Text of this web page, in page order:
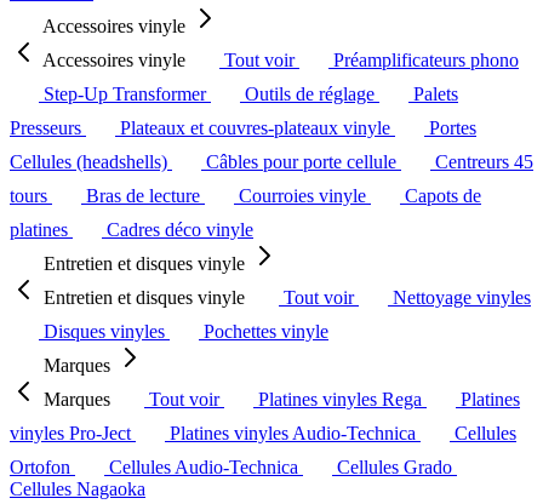
Accessoires vinyle
Accessoires vinyle
Tout voir
Préamplificateurs phono
Step-Up Transformer
Outils de réglage
Palets
Presseurs
Plateaux et couvres-plateaux vinyle
Portes
Cellules (headshells)
Câbles pour porte cellule
Centreurs 45
tours
Bras de lecture Courroies vinyle
Capots de
platines
Cadres déco vinyle
Entretien et disques vinyle
Entretien et disques vinyle
Tout voir
Nettoyage vinyles
Disques vinyles
Pochettes vinyle
Marques
Marques
Tout voir Platines vinyles Rega
Platines
vinyles Pro-Ject
Platines vinyles Audio-Technica
Cellules
Ortofon
Cellules Audio-Technica
Cellules Grado
Cellules Nagaoka